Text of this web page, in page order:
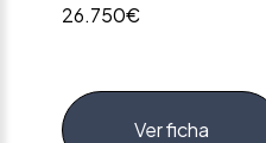
26.750€
Ver ficha